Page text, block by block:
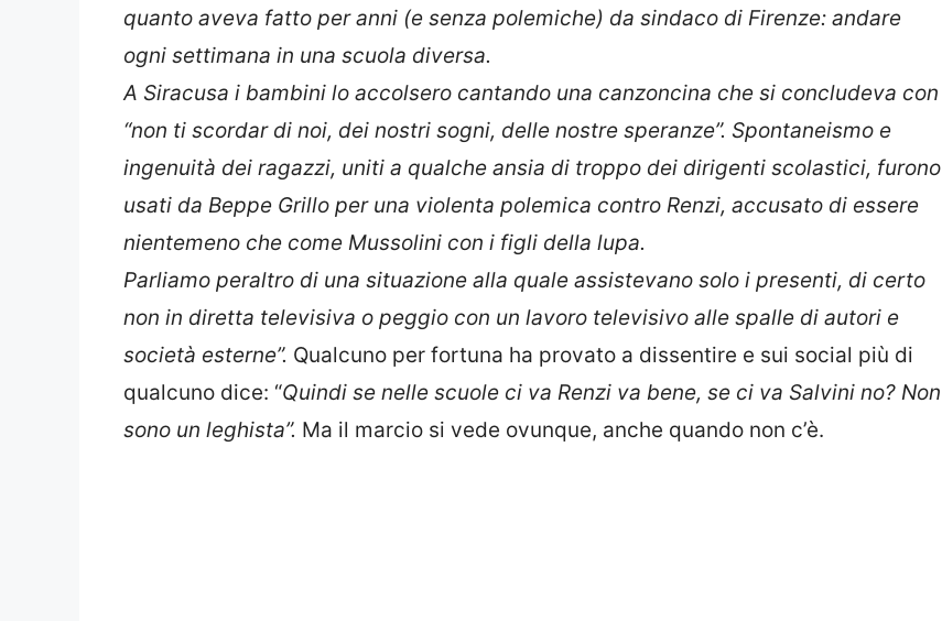
quanto aveva fatto per anni (e senza polemiche) da sindaco di Firenze: andare
ogni settimana in una scuola diversa.
A Siracusa i bambini lo accolsero cantando una canzoncina che si concludeva con
“non ti scordar di noi, dei nostri sogni, delle nostre speranze”. Spontaneismo e
ingenuità dei ragazzi, uniti a qualche ansia di troppo dei dirigenti scolastici, furono
usati da Beppe Grillo per una violenta polemica contro Renzi, accusato di essere
nientemeno che come Mussolini con i figli della lupa.
Parliamo peraltro di una situazione alla quale assistevano solo i presenti, di certo
non in diretta televisiva o peggio con un lavoro televisivo alle spalle di autori e
società esterne”. Qualcuno per fortuna ha provato a dissentire e sui social più di
qualcuno dice: “Quindi se nelle scuole ci va Renzi va bene, se ci va Salvini no? Non
sono un leghista”. Ma il marcio si vede ovunque, anche quando non c’è.